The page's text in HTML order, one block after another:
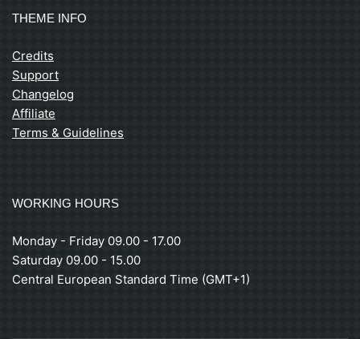
THEME INFO
Credits
Support
Changelog
Affiliate
Terms & Guidelines
WORKING HOURS
Monday - Friday 09.00 - 17.00
Saturday 09.00 - 15.00
Central European Standard Time (GMT+1)